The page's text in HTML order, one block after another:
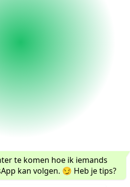
te komen hoe ik iemands
kan volgen. 😏 Heb je tips?